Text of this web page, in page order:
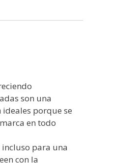
son una
porque se
en todo
para una
con la